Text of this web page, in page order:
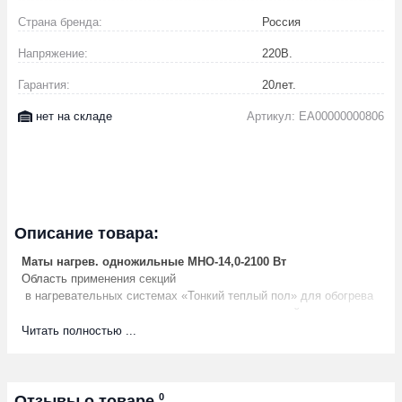
Страна бренда: Россия
Напряжение: 220В.
Гарантия: 20лет.
нет на складе Артикул: EA00000000806
Описание товара:
Маты нагрев. одножильные МНО-14,0-2100 Вт
Область применения секций
в нагревательных системах «Тонкий теплый пол» для обогрева
различных производственных и жилых помещений с постоянным
пребыванием людей (квартир, коттеджей, балконов, саун,
как система «основной обогрев» — нагревательный мат с
Читать полностью ...
0